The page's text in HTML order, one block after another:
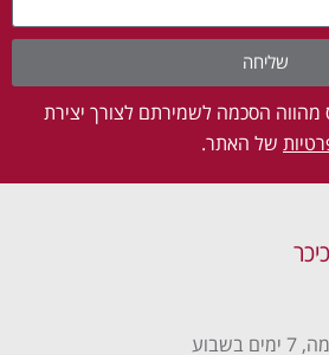
הסכמה לשמירתם לצורך יצירת
של האתר.
שליחה